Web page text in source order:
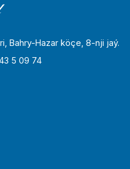
Bahry-Hazar köçe, 8-nji jaý.
5 09 74